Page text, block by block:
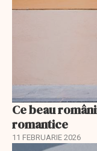
Ce beau
romantice
11 FEBRUARIE 2026